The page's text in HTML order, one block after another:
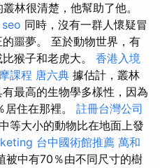
林很清楚，他幫助了他。
同時，沒有一群人懷疑冒
噩夢。 至於動物世界，有
猴子和老虎大。 香港入境
課程 唐六典 據估計，叢林
最高的生物學多樣性，因為
住在那裡。 註冊台灣公司
等大小的動物比在地面上發
台中國術館推薦 萬和
被中有70％由不同尺寸的樹